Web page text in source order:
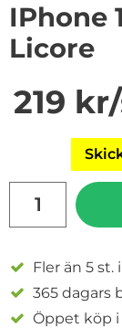
IPhone
Licore
pris
219 kr
Fler än 5 st.
365 dagars
Öppet köp i